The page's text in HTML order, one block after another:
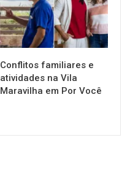
Conflitos familiares e
atividades na Vila
Maravilha em Por Você